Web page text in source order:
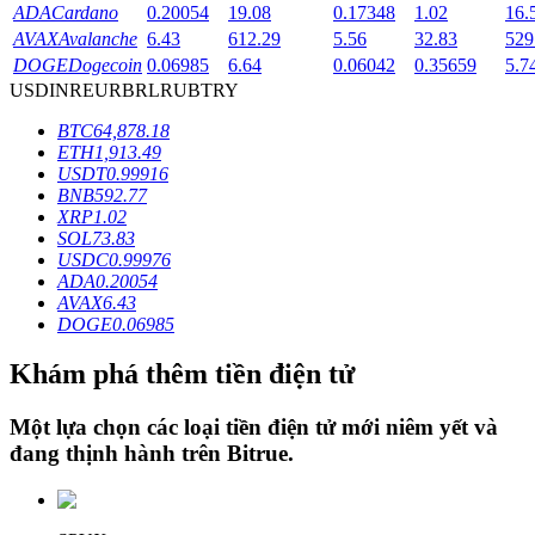
Khóa BTR
Khoản vay
ADACardano 0.20054 19.08 0.17348 1.02
AVAXAvalanche 6.43 612.29 5.56 32.83
DOGEDogecoin 0.06985 6.64 0.06042 0.35659
USDINREURBRLRUBTRY
BTC64,878.18
ETH1,913.49
USDT0.99916
BNB592.77
XRP1.02
SOL73.83
USDC0.99976
ADA0.20054
AVAX6.43
DOGE0.06985
Khám phá thêm tiền điện tử
Một lựa chọn các loại tiền điện tử mới niêm yết và
đang thịnh hành trên Bitrue.